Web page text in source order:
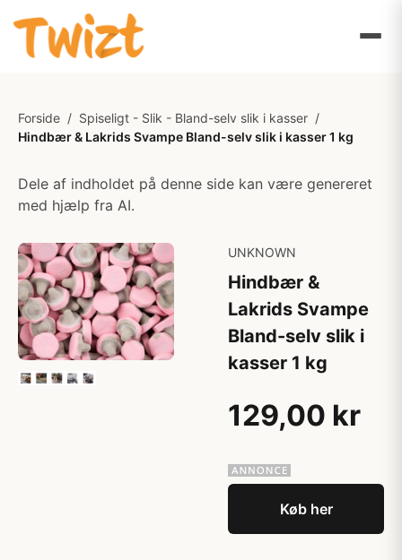
Forside / Spiseligt - Slik - Bland-selv slik i kasser /
Hindbær & Lakrids Svampe Bland-selv slik i kasser 1 kg
Dele af indholdet på denne side kan være genereret
med hjælp fra AI.
UNKNOWN
Hindbær &
Lakrids Svampe
Bland-selv slik i
kasser 1 kg
129,00 kr
Køb her